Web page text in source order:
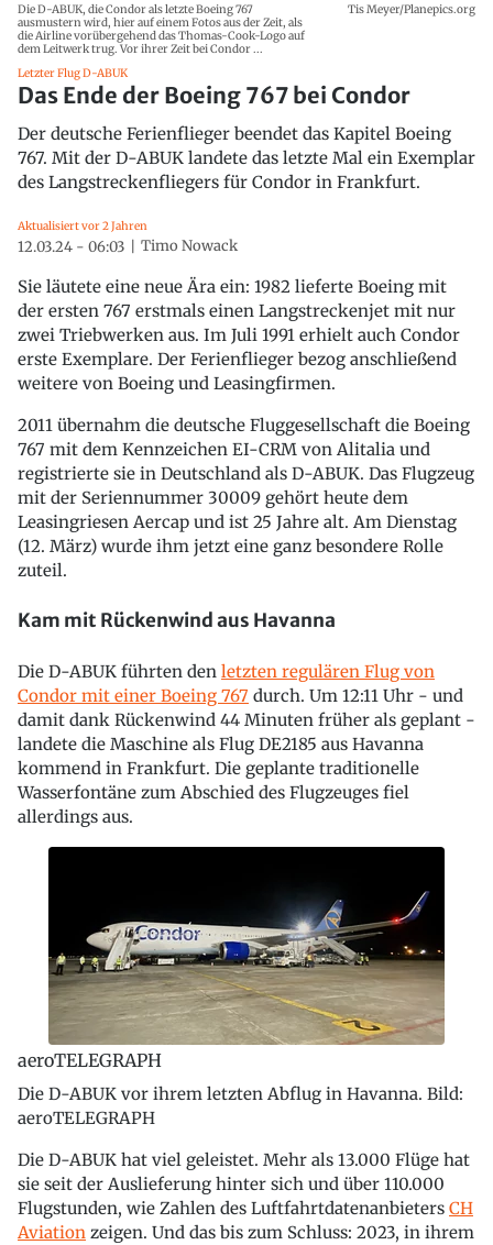
Die D-ABUK, die Condor als letzte Boeing 767
ausmustern wird, hier auf einem Fotos aus der Zeit, als
die Airline vorübergehend das Thomas-Cook-Logo auf
dem Leitwerk trug. Vor ihrer Zeit bei Condor ...
Tis Meyer/Planepics.org
Letzter Flug D-ABUK
Das Ende der Boeing 767 bei Condor
Der deutsche Ferienflieger beendet das Kapitel Boeing
767. Mit der D-ABUK landete das letzte Mal ein Exemplar
des Langstreckenfliegers für Condor in Frankfurt.
Aktualisiert vor 2 Jahren
12.03.24 - 06:03 Timo Nowack
Sie läutete eine neue Ära ein: 1982 lieferte Boeing mit
der ersten 767 erstmals einen Langstreckenjet mit nur
zwei Triebwerken aus. Im Juli 1991 erhielt auch Condor
erste Exemplare. Der Ferienflieger bezog anschließend
weitere von Boeing und Leasingfirmen.
2011 übernahm die deutsche Fluggesellschaft die Boeing
767 mit dem Kennzeichen EI-CRM von Alitalia und
registrierte sie in Deutschland als D-ABUK. Das Flugzeug
mit der Seriennummer 30009 gehört heute dem
Leasingriesen Aercap und ist 25 Jahre alt. Am Dienstag
(12. März) wurde ihm jetzt eine ganz besondere Rolle
zuteil.
Kam mit Rückenwind aus Havanna
Die D-ABUK führten den letzten regulären Flug von
Condor mit einer Boeing 767 durch. Um 12:11 Uhr - und
damit dank Rückenwind 44 Minuten früher als geplant -
landete die Maschine als Flug DE2185 aus Havanna
kommend in Frankfurt. Die geplante traditionelle
Wasserfontäne zum Abschied des Flugzeuges fiel
allerdings aus.
aeroTELEGRAPH
Die D-ABUK vor ihrem letzten Abflug in Havanna. Bild:
aeroTELEGRAPH
Die D-ABUK hat viel geleistet. Mehr als 13.000 Flüge hat
sie seit der Auslieferung hinter sich und über 110.000
Flugstunden, wie Zahlen des Luftfahrtdatenanbieters CH
Aviation zeigen. Und das bis zum Schluss: 2023, in ihrem